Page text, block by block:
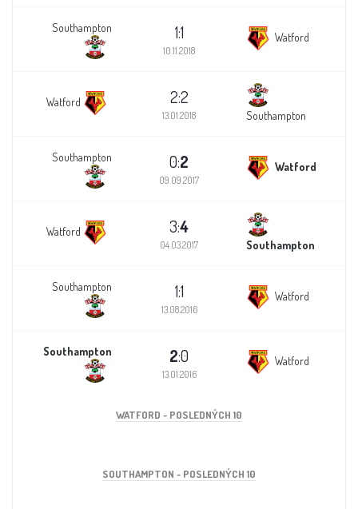
Southampton 1:1
10.11.2018
Watford
Watford 2:2
13.01.2018 Southampton
Southampton 0:2
09.09.2017
Watford
Watford 3:4
04.03.2017 Southampton
Southampton 1:1
13.08.2016
Watford
Southampton 2:0
13.01.2016
Watford
WATFORD - POSLEDNÝCH 10
SOUTHAMPTON - POSLEDNÝCH 10